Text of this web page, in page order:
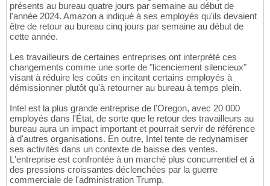
présents au bureau quatre jours par semaine au début de
l'année 2024. Amazon a indiqué à ses employés qu'ils devaient
être de retour au bureau cinq jours par semaine au début de
cette année.
Les travailleurs de certaines entreprises ont interprété ces
changements comme une sorte de "licenciement silencieux"
visant à réduire les coûts en incitant certains employés à
démissionner plutôt qu'à retourner au bureau à temps plein.
Intel est la plus grande entreprise de l'Oregon, avec 20 000
employés dans l'État, de sorte que le retour des travailleurs au
bureau aura un impact important et pourrait servir de référence
à d'autres organisations. En outre, Intel tente de redynamiser
ses activités dans un contexte de baisse des ventes.
L'entreprise est confrontée à un marché plus concurrentiel et à
des pressions croissantes déclenchées par la guerre
commerciale de l'administration Trump.